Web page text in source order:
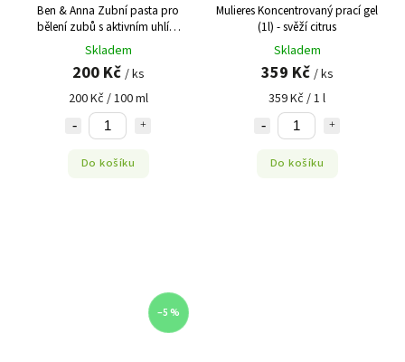
Ben & Anna Zubní pasta pro
bělení zubů s aktivním uhlím
(100 ml)
Skladem
200 Kč / ks
200 Kč / 100 ml
Do košíku
Mulieres Koncentrovaný prací gel
(1l) - svěží citrus
Skladem
359 Kč / ks
359 Kč / 1 l
Do košíku
–5 %